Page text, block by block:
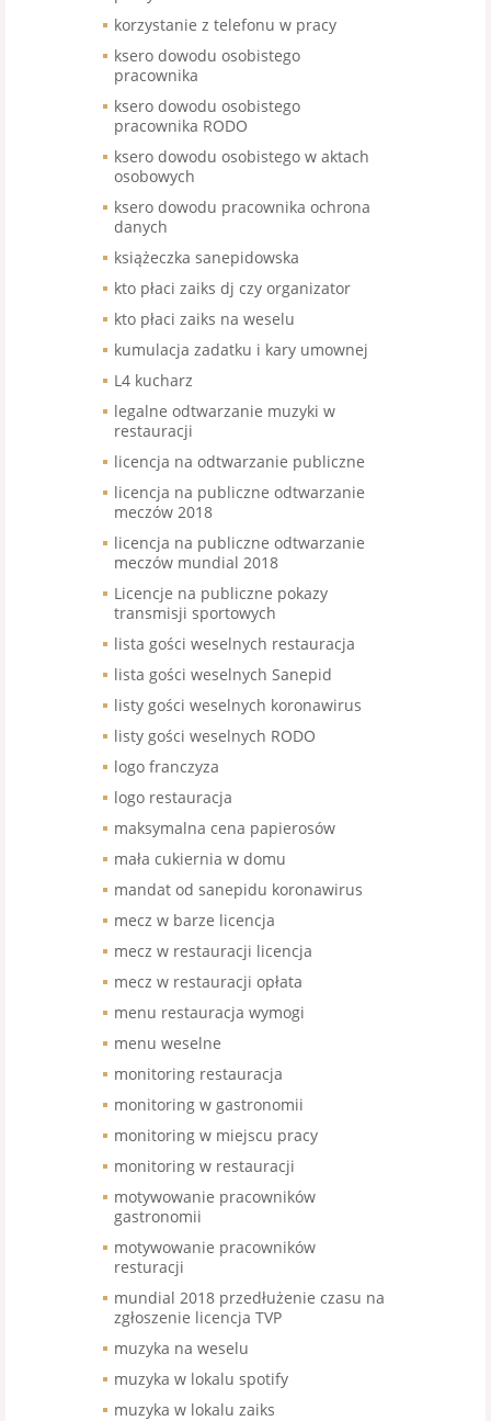
korzystanie z telefonu w pracy
ksero dowodu osobistego
pracownika
ksero dowodu osobistego
pracownika RODO
ksero dowodu osobistego w aktach
osobowych
ksero dowodu pracownika ochrona
danych
książeczka sanepidowska
kto płaci zaiks dj czy organizator
kto płaci zaiks na weselu
kumulacja zadatku i kary umownej
L4 kucharz
legalne odtwarzanie muzyki w
restauracji
licencja na odtwarzanie publiczne
licencja na publiczne odtwarzanie
meczów 2018
licencja na publiczne odtwarzanie
meczów mundial 2018
Licencje na publiczne pokazy
transmisji sportowych
lista gości weselnych restauracja
lista gości weselnych Sanepid
listy gości weselnych koronawirus
listy gości weselnych RODO
logo franczyza
logo restauracja
maksymalna cena papierosów
mała cukiernia w domu
mandat od sanepidu koronawirus
mecz w barze licencja
mecz w restauracji licencja
mecz w restauracji opłata
menu restauracja wymogi
menu weselne
monitoring restauracja
monitoring w gastronomii
monitoring w miejscu pracy
monitoring w restauracji
motywowanie pracowników
gastronomii
motywowanie pracowników
resturacji
mundial 2018 przedłużenie czasu na
zgłoszenie licencja TVP
muzyka na weselu
muzyka w lokalu spotify
muzyka w lokalu zaiks